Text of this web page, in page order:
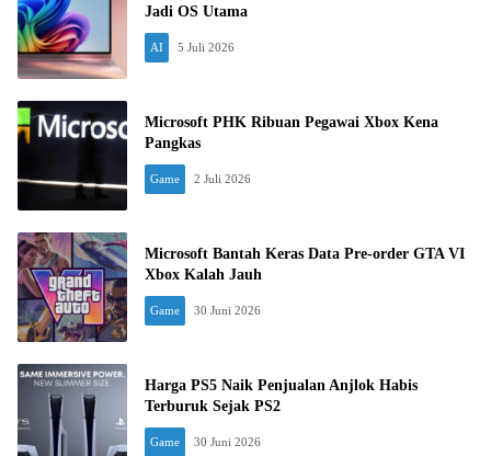
Jadi OS Utama
AI 5 Juli 2026
Microsoft PHK Ribuan Pegawai Xbox Kena
Pangkas
Game 2 Juli 2026
Microsoft Bantah Keras Data Pre-order GTA VI
Xbox Kalah Jauh
Game 30 Juni 2026
Harga PS5 Naik Penjualan Anjlok Habis
Terburuk Sejak PS2
Game 30 Juni 2026